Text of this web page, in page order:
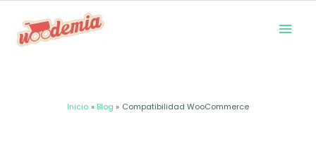
Inicio Blog Compatibilidad WooCommerce